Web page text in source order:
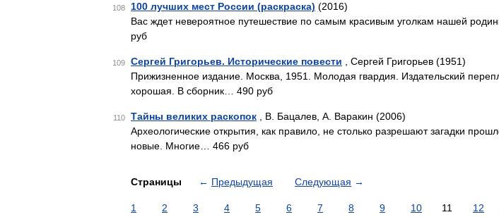
108 100 лучших мест России (раскраска) (2016)
Вас ждет невероятное путешествие по самым красивым уголкам нашей
руб
109 Сергей Григорьев. Исторические повести , Сергей Григорьев (1951)
Прижизненное издание. Москва, 1951. Молодая гвардия. Издательский
хорошая. В сборник… 490 руб
110 Тайны великих раскопок , В. Бацалев, А. Варакин (2006)
Археологические открытия, как правило, не столько разрешают загадки
новые. Многие… 466 руб
Страницы ← Предыдущая Следующая →
1 2 3 4 5 6 7 8 9 10 11 12